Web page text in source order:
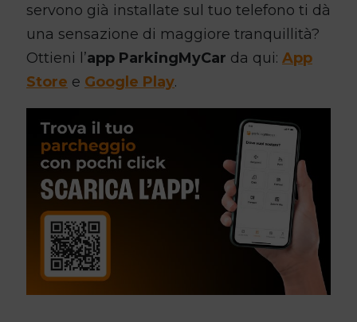
servono già installate sul tuo telefono ti dà
una sensazione di maggiore tranquillità?
Ottieni l’app ParkingMyCar da qui: App
Store e Google Play.